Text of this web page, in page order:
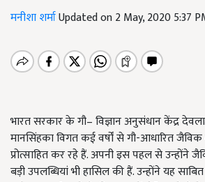
मनीशा शर्माUpdated on 2 May, 2020 5:37
भारत सरकार के गौ– विज्ञान अनुसंधान केंद्र
मानसिंहका विगत कई वर्षों से गौ-आधारित
प्रोत्साहित कर रहे हैं. अपनी इस पहल से उन्होंने
बड़ी उपलब्धियां भी हासिल की हैं. उन्होंने यह